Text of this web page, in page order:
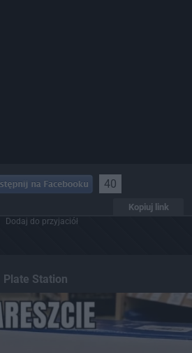
40
Kopiuj link
Dodaj do przyjaciół
Plate Station